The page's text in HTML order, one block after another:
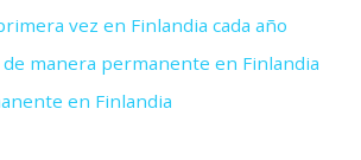
vez en Finlandia cada año
manera permanente en Finlandia
en Finlandia